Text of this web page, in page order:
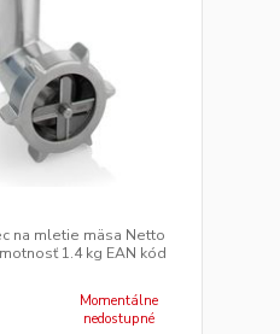
na mletie mäsa Netto
1.4 kg EAN kód
Momentálne
nedostupné